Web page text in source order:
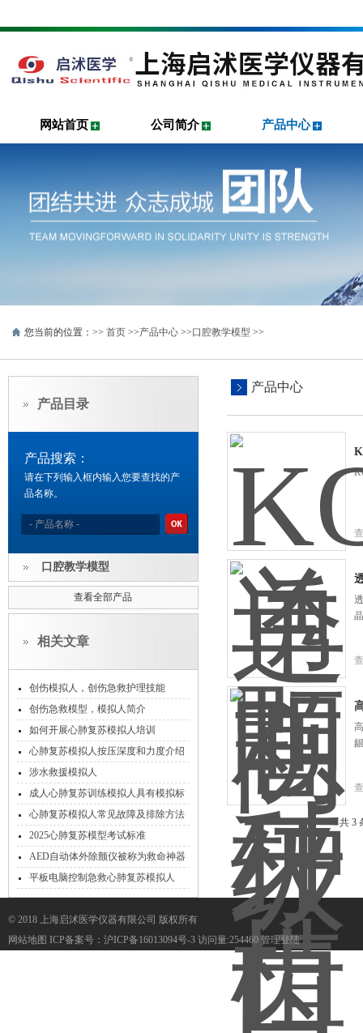
网站首页 公司简介 产品中心
您当前的位置：>> 首页 >>产品中心 >>口腔教学模型 >>
产品目录
产品搜索：
请在下列输入框内输入您要查找的产
品名称。
口腔教学模型
查看全部产品
相关文章
创伤模拟人，创伤急救护理技能
创伤急救模型，模拟人简介
如何开展心肺复苏模拟人培训
心肺复苏模拟人按压深度和力度介绍
涉水救援模拟人
成人心肺复苏训练模拟人具有模拟标
准气道开放显示、语言提示特点
心肺复苏模拟人常见故障及排除方法
2025心肺复苏模型考试标准
AED自动体外除颤仪被称为救命神器
平板电脑控制急救心肺复苏模拟人
（无线版/瞳孔对光反射）
产品中心
共 3
© 2018 上海启沭医学仪器有限公司 版权所有
网站地图 ICP备案号： 沪ICP备16013094号-3 访问量:254460 管理登陆